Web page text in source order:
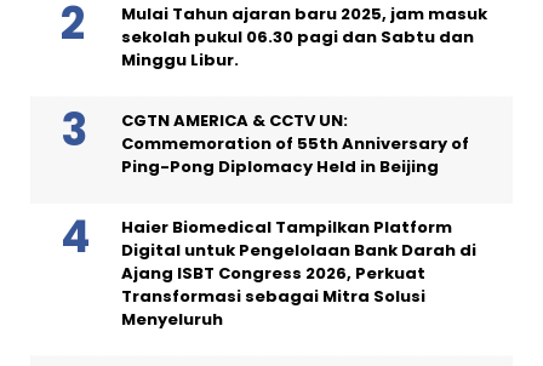
Mulai Tahun ajaran baru 2025, jam masuk
sekolah pukul 06.30 pagi dan Sabtu dan
Minggu Libur.
CGTN AMERICA & CCTV UN:
Commemoration of 55th Anniversary of
Ping-Pong Diplomacy Held in Beijing
Haier Biomedical Tampilkan Platform
Digital untuk Pengelolaan Bank Darah di
Ajang ISBT Congress 2026, Perkuat
Transformasi sebagai Mitra Solusi
Menyeluruh